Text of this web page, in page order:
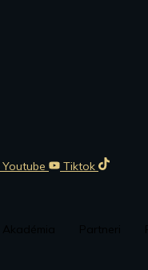
Youtube Tiktok